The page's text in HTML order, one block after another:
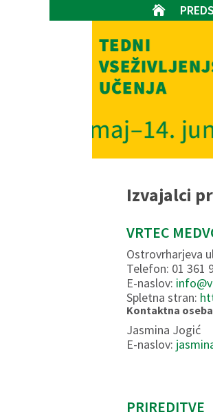

Izvajalci
VRTEC
Ostrovrharjeva
Telefon: 01 361
E-naslov:
Spletna stran:
Kontaktna oseba
Jasmina Jogić
E-naslov:
PRIREDITVE